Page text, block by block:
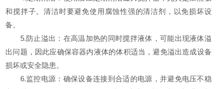
和搅拌子。清洁时要避免使用腐蚀性强的清洁剂，以免损坏设
备。
5.防止溢出：在高温加热的同时搅拌液体，可能出现液体溢
出问题，因此应确保容器内液体的体积适当，避免溢出造成设备
损坏或安全隐患。
6.监控电源：确保设备连接到合适的电源，并避免电压不稳